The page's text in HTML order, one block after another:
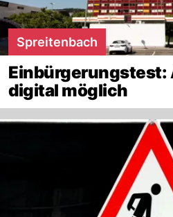
Spreitenbach
Einbürgerungstest:
digital möglich